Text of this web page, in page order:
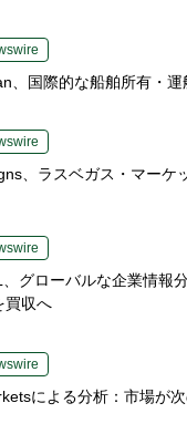
、国際的な船舶所有・
、ラスベガス・マーケ
、グローバルな企業情報
買収へ
による分析：市場が